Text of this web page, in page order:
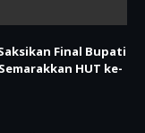
Final Bupati
HUT ke-